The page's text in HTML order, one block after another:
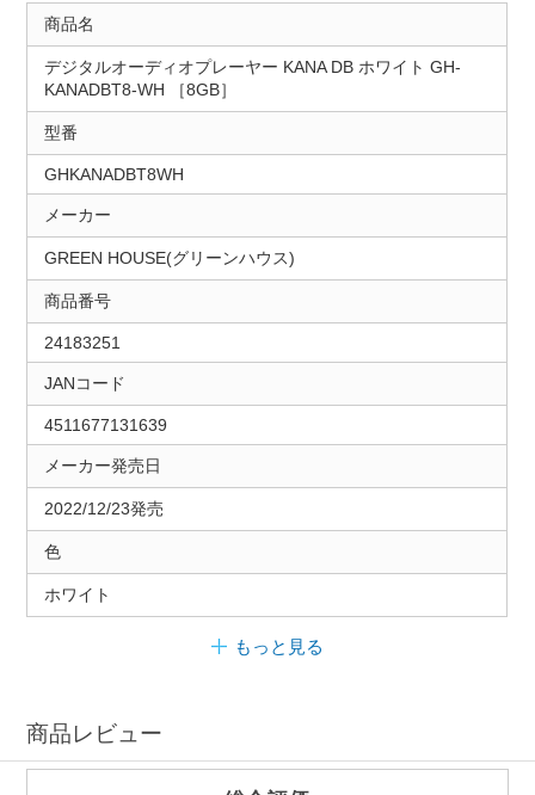
商品名
デジタルオーディオプレーヤー KANA DB ホワイト GH-
KANADBT8-WH ［8GB］
型番
GHKANADBT8WH
メーカー
GREEN HOUSE(グリーンハウス)
商品番号
24183251
JANコード
4511677131639
メーカー発売日
2022/12/23発売
色
ホワイト
もっと見る
商品レビュー